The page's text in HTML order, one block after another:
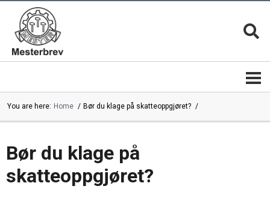
Mesterkvalifikasjonen
mesterbedrifter
Magasinet
MESTER
You are here: Home Bør du klage på skatteoppgjøret?
Bør du klage på
skatteoppgjøret?